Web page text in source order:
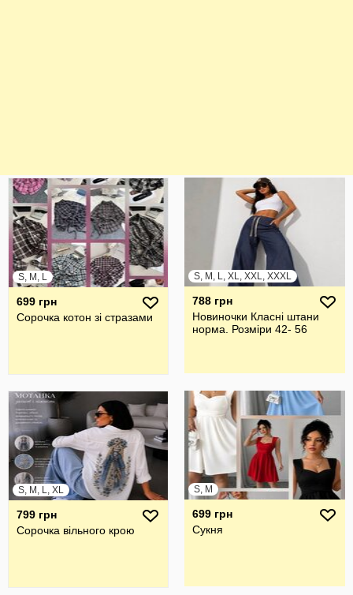
S, M, L
699 грн
Сорочка котон зі стразами
S, M, L, XL, XXL, XXXL
788 грн
Новиночки Класні штани
норма. Розміри 42- 56
S, M, L, XL
799 грн
Сорочка вільного крою
S, M
699 грн
Сукня